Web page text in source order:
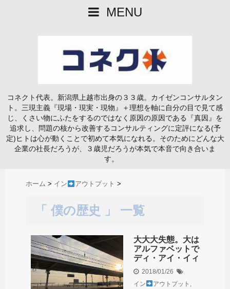
MENU
コネクト代表。新潟県上越市出身の３３歳。カイゼンコンサルタン
ト。三現主義『現場・現実・現物』＋理想を軸に自分の目で見て感
じ、くさい物にふたをするのではなく原因の原因である『真因』を
追求し、問題の核から改善するコンサルティングに定評になる(予
定)ヒトは心が動くことで初めて本気になれる。そのためにどんな大
企業の社長だろうが、３歳児だろうが本気で本音で向き合いま
す。
ホーム > イン アウトプット >
「 僕の歴史 」 一覧
大大大失態。大は
アルファベットで
ディ・アイ・イィ
2018/01/26
イン
アウトプット ,